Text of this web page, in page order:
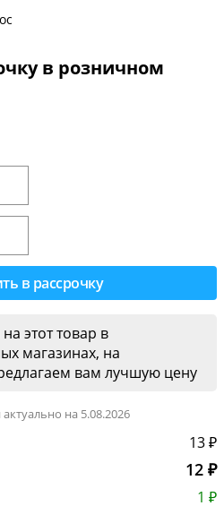
в розничном
этот товар в
магазинах, на
вам лучшую цену
на 5.08.2026
13 ₽
12 ₽
1 ₽